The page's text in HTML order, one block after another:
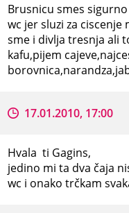
Brusnicu smes
wc jer sluzi za
sme i divlja tresnja ali
kafu,pijem
17.01.2010, 17:00
Hvala ti Gagins,
jedino mi ta dva čaja
wc i onako trčkam